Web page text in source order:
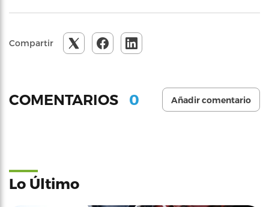
Compartir
COMENTARIOS 0 Añadir comentario
Lo Último